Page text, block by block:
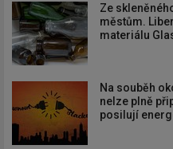
Ze
městům.
materiálu
Na souběh
nelze plně
posilují